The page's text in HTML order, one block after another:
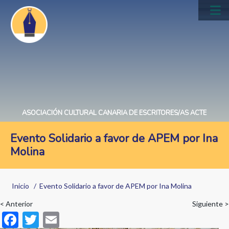
Pasar
contenido
principal
ASOCIACIÓN CULTURAL CANARIA DE ESCRITORES/AS ACTE
Evento Solidario a favor de APEM por Ina
Molina
Sobrescribir
enlaces
de
Inicio Evento Solidario a favor de APEM por Ina Molina
< Anterior Siguiente >
F
T